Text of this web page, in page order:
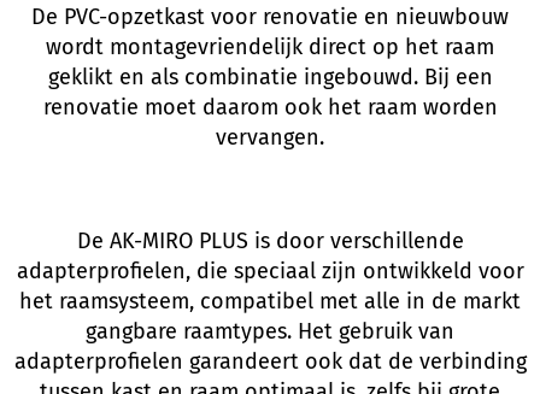
De PVC-opzetkast voor renovatie en nieuwbouw
wordt montagevriendelijk direct op het raam
geklikt en als combinatie ingebouwd. Bij een
renovatie moet daarom ook het raam worden
vervangen.
De AK-MIRO PLUS is door verschillende
adapterprofielen, die speciaal zijn ontwikkeld voor
het raamsysteem, compatibel met alle in de markt
gangbare raamtypes. Het gebruik van
adapterprofielen garandeert ook dat de verbinding